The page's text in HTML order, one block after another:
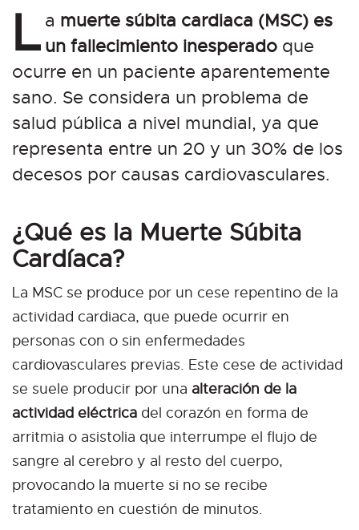
L a muerte súbita cardiaca (MSC) es
un fallecimiento inesperado que
ocurre en un paciente aparentemente
sano. Se considera un problema de
salud pública a nivel mundial, ya que
representa entre un 20 y un 30% de los
decesos por causas cardiovasculares.
¿Qué es la Muerte Súbita
Cardíaca?
La MSC se produce por un cese repentino de la
actividad cardiaca, que puede ocurrir en
personas con o sin enfermedades
cardiovasculares previas. Este cese de actividad
se suele producir por una alteración de la
actividad eléctrica del corazón en forma de
arritmia o asistolia que interrumpe el flujo de
sangre al cerebro y al resto del cuerpo,
provocando la muerte si no se recibe
tratamiento en cuestión de minutos.